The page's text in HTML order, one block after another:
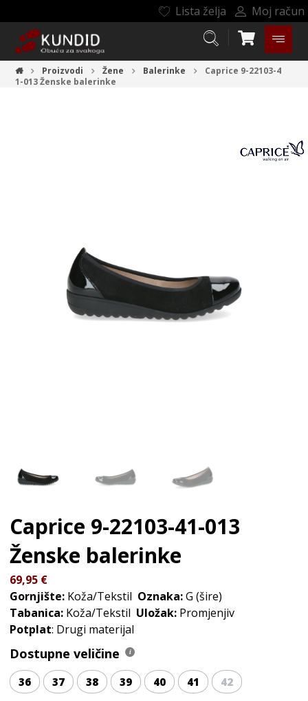
Lista želja Moj račun
Proizvodi Žene Balerinke
Caprice 9-22103-4
1-013Ženske balerinke
Caprice 9-22103-41-013
Ženske balerinke
69,95 €
Gornjište: Koža/Tekstil Oznaka:G (šire)
Tabanica: Koža/Tekstil Uložak: Promjenjiv
Potplat: Drugi materijal
Dostupne veličine
36 37 38 39 40 41 42